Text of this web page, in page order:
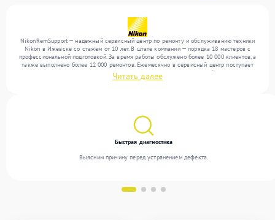
NikonRemSupport — надежный сервисный центр по ремонту и обслуживанию техники
Nikon в Ижевске со стажем от 10 лет. В штате компании — порядка 18 мастеров с
профессиональной подготовкой. За время работы обслужено более 10 000 клиентов, а
также выполнено более 12 000 ремонтов. Ежемесячно в сервисный центр поступает
свыше 300 единиц техники, включая , , . Мы беремся за задачи любой сложности и
поддерживаем высокий стандарт качества благодаря использованию современного
Читать далее
Быстрая диагностика
Выясним причину перед устранением дефекта.